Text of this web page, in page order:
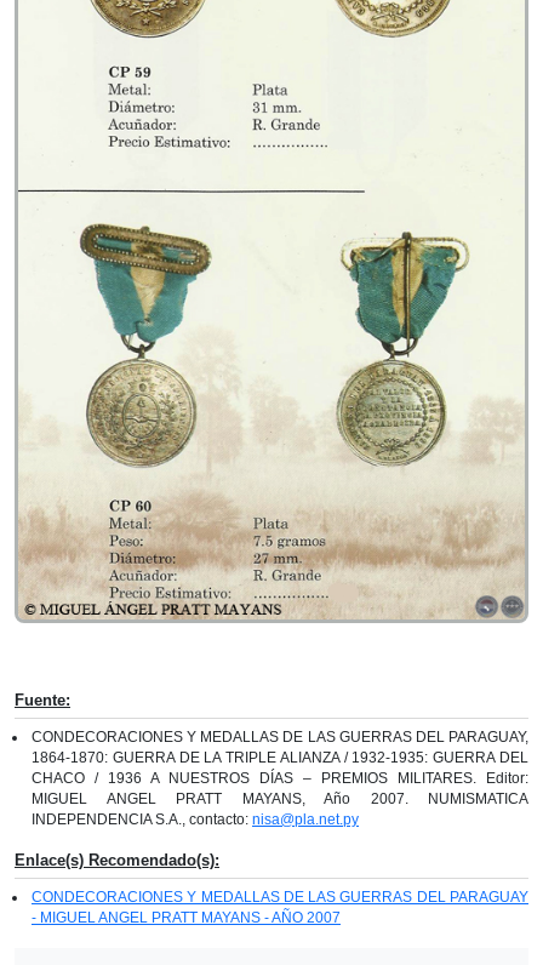
Fuente:
CONDECORACIONES Y MEDALLAS DE LAS GUERRAS DEL PARAGUAY,
1864-1870: GUERRA DE LA TRIPLE ALIANZA / 1932-1935: GUERRA DEL
CHACO / 1936 A NUESTROS DÍAS – PREMIOS MILITARES. Editor:
MIGUEL ANGEL PRATT MAYANS, Año 2007. NUMISMATICA
INDEPENDENCIA S.A., contacto: nisa@pla.net.py
Enlace(s) Recomendado(s):
CONDECORACIONES Y MEDALLAS DE LAS GUERRAS DEL PARAGUAY
- MIGUEL ANGEL PRATT MAYANS - AÑO 2007